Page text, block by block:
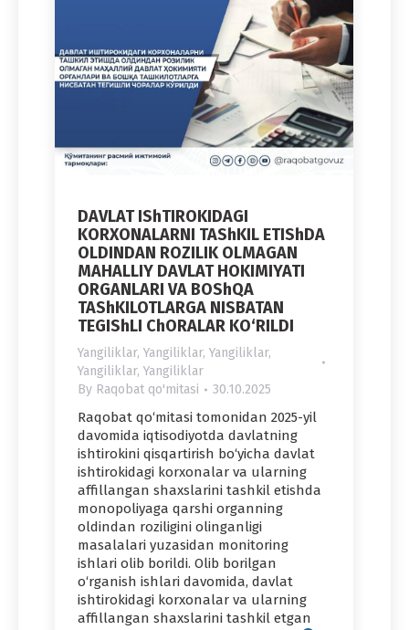
DAVLAT IShTIROKIDAGI
KORXONALARNI TAShKIL ETIShDA
OLDINDAN ROZILIK OLMAGAN
MAHALLIY DAVLAT HOKIMIYATI
ORGANLARI VA BOShQA
TAShKILOTLARGA NISBATAN
TEGIShLI ChORALAR KO‘RILDI
Yangiliklar, Yangiliklar, Yangiliklar,
Yangiliklar, Yangiliklar
By Raqobat qo'mitasi 30.10.2025
Raqobat qo‘mitasi tomonidan 2025-yil
davomida iqtisodiyotda davlatning
ishtirokini qisqartirish bo‘yicha davlat
ishtirokidagi korxonalar va ularning
affillangan shaxslarini tashkil etishda
monopoliyaga qarshi organning
oldindan roziligini olinganligi
masalalari yuzasidan monitoring
ishlari olib borildi. Olib borilgan
o‘rganish ishlari davomida, davlat
ishtirokidagi korxonalar va ularning
affillangan shaxslarini tashkil etgan